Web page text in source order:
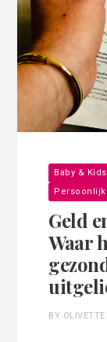
Baby & Kids
Persoonlijk
Geld
Waar
BY OLIVETTE